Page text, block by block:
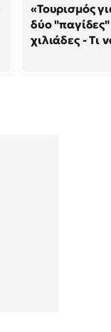
«Τουρισμός
δύο
χιλιάδες - Τι